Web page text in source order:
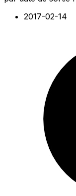
2017-02-14